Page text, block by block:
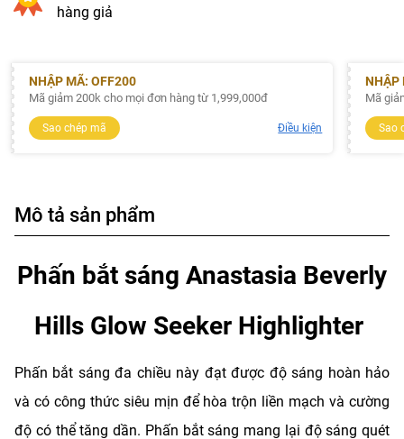
hàng giả
NHẬP MÃ: OFF200
Mã giảm 200k cho mọi đơn hàng từ 1,999,000đ
Sao chép mã Điều kiện
NHẬP
Mã
Sao
Mô tả sản phẩm
Phấn bắt sáng Anastasia Beverly
Hills Glow Seeker Highlighter
Phấn bắt sáng đa chiều này đạt được độ sáng hoàn hảo
và có công thức siêu mịn để hòa trộn liền mạch và cường
độ có thể tăng dần. Phấn bắt sáng mang lại độ sáng quét